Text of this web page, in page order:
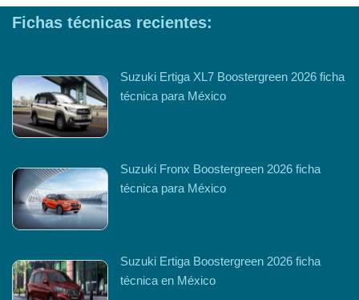
Fichas técnicas recientes:
Suzuki Ertiga XL7 Boostergreen 2026 ficha
técnica para México
Suzuki Fronx Boostergreen 2026 ficha
técnica para México
Suzuki Ertiga Boostergreen 2026 ficha
técnica en México